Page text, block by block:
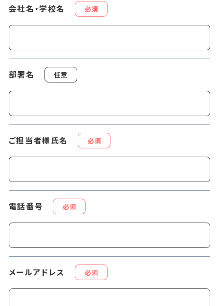
会社名・学校名 必須
部署名 任意
ご担当者様氏名 必須
電話番号 必須
メールアドレス 必須